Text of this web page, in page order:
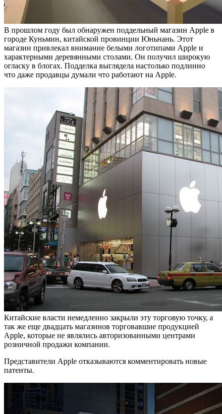
В прошлом году был обнаружен поддельный магазин Apple в
городе Куньмин, китайской провинции Юньнань. Этот
магазин привлекал внимание белыми логотипами Apple и
характерными деревянными столами. Он получил широкую
огласку в блогах. Подделка выглядела настолько подлинно
что даже продавцы думали что работают на Apple.
Китайские власти немедленно закрыли эту торговую точку, а
так же еще двадцать магазинов торговавшие продукцией
Apple, которые не являлись авторизованными центрами
розничной продажи компании.
Представители Apple отказываются комментировать новые
патенты.